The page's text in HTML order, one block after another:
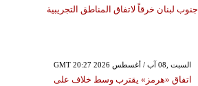
جنوب لبنان خرقاً لاتفاق المناطق التجريبية
GMT 20:27 2026 السبت ,08 آب / أغسطس
اتفاق «هرمز» يقترب وسط خلاف على